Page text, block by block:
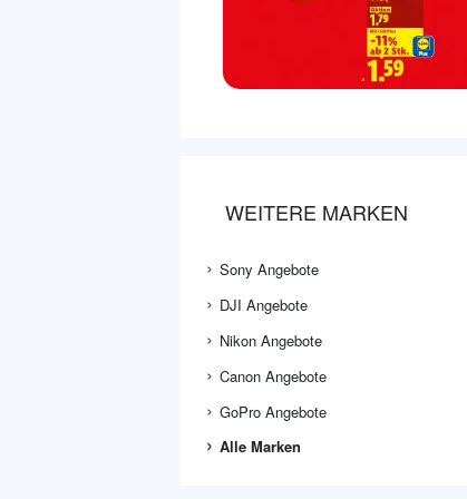
WEITERE MARKEN
Sony Angebote
DJI Angebote
Nikon Angebote
Canon Angebote
GoPro Angebote
Alle Marken